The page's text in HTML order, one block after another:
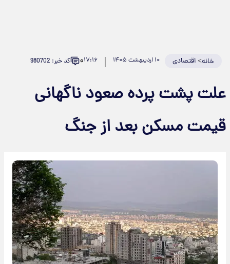
خانه>اقتصادی ۱۰ اردیبهشت ۱۴۰۵ ۱۷:۱۶۰ کد خبر: 980702
علت پشت پرده صعود ناگهانی
قیمت مسکن بعد از جنگ